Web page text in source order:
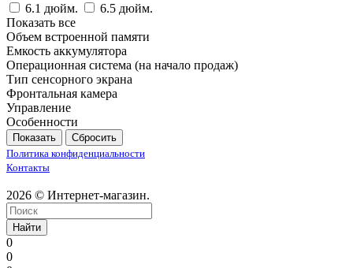
6.1 дюйм.
6.5 дюйм.
Показать все
Объем встроенной памяти
Емкость аккумулятора
Операционная система (на начало продаж)
Тип сенсорного экрана
Фронтальная камера
Управление
Особенности
Сбросить
Политика конфиденциальности
Контакты
2026 © Интернет-магазин.
Найти
0
0